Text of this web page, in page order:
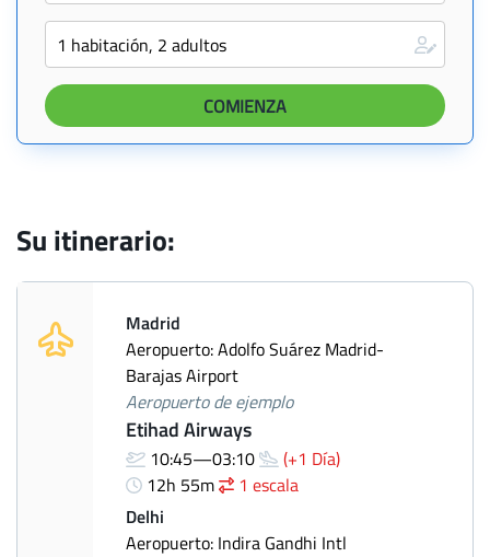
Su itinerario:
Madrid
Aeropuerto: Adolfo Suárez Madrid-
Barajas Airport
Aeropuerto de ejemplo
Etihad Airways
10:45—03:10
(+1 Día)
12h 55m
1 escala
Delhi
Aeropuerto: Indira Gandhi Intl